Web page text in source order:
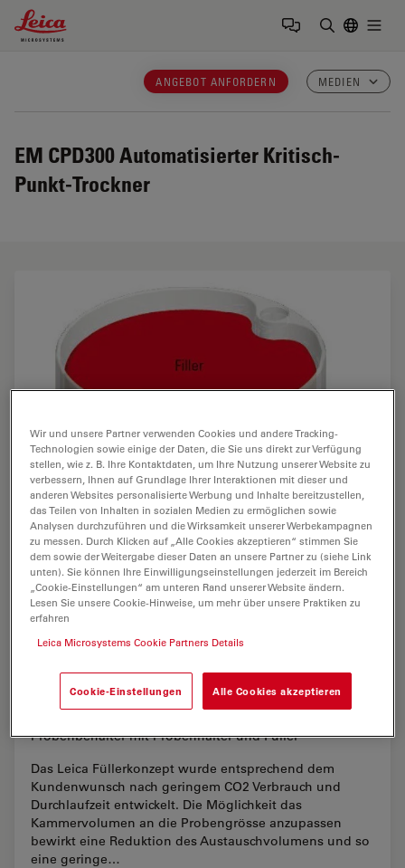
Leica Microsystems Logo
ANGEBOT ANFORDERN MEDIEN
EM CPD300Automatisierter Kritisch-
Punkt-Trockner
Das neue Leica Füllerkonzept
Probenbehälter mit Probenhalter und Füller
Das Leica Füllerkonzept wurde entsprechend dem
Kundenwunsch nach geringem CO2 Verbrauch und
Durchlaufzeit entwickelt. Die Möglichkeit das
Kammervolumen an die Probengrösse anzupassen
bewirkt eine Reduktion des Austauschvolumens und so
eine geringe…
Wir und unsere Partner verwenden Cookies und andere Tracking-
Technologien sowie einige der Daten, die Sie uns direkt zur Verfügung
stellen, wie z. B. Ihre Kontaktdaten, um Ihre Nutzung unserer Website zu
verbessern, Ihnen auf Grundlage Ihrer Interaktionen mit dieser und
anderen Websites personalisierte Werbung und Inhalte bereitzustellen,
das Teilen von Inhalten in sozialen Medien zu ermöglichen sowie
Analysen durchzuführen und die Wirksamkeit unserer Werbekampagnen
zu messen. Durch Klicken auf „Alle Cookies akzeptieren“ stimmen Sie
dem sowie der Weitergabe dieser Daten an unsere Partner zu (siehe Link
unten). Sie können Ihre Einwilligungseinstellungen jederzeit im Bereich
„Cookie-Einstellungen“ am unteren Rand unserer Website ändern.
Lesen Sie unsere Cookie-Hinweise, um mehr über unsere Praktiken zu
erfahren
Leica Microsystems Cookie Partners Details
Cookie-Einstellungen Alle Cookies akzeptieren